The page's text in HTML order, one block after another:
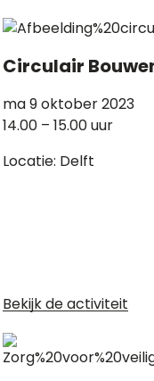
Circulair
ma 9 oktober 2023
14.00 – 15.00 uur
Locatie: Delft
Bekijk de activiteit